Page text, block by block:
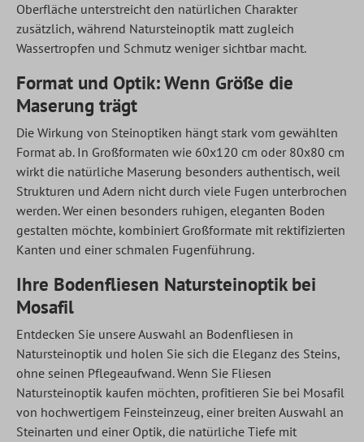
Oberfläche unterstreicht den natürlichen Charakter
zusätzlich, während Natursteinoptik matt zugleich
Wassertropfen und Schmutz weniger sichtbar macht.
Format und Optik: Wenn Größe die
Maserung trägt
Die Wirkung von Steinoptiken hängt stark vom gewählten
Format ab. In Großformaten wie 60x120 cm oder 80x80 cm
wirkt die natürliche Maserung besonders authentisch, weil
Strukturen und Adern nicht durch viele Fugen unterbrochen
werden. Wer einen besonders ruhigen, eleganten Boden
gestalten möchte, kombiniert Großformate mit rektifizierten
Kanten und einer schmalen Fugenführung.
Ihre Bodenfliesen Natursteinoptik bei
Mosafil
Entdecken Sie unsere Auswahl an Bodenfliesen in
Natursteinoptik und holen Sie sich die Eleganz des Steins,
ohne seinen Pflegeaufwand. Wenn Sie Fliesen
Natursteinoptik kaufen möchten, profitieren Sie bei Mosafil
von hochwertigem Feinsteinzeug, einer breiten Auswahl an
Steinarten und einer Optik, die natürliche Tiefe mit